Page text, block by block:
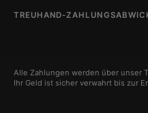
TREUHAND-
Alle Zahlungen werden über unser
Ihr Geld ist sicher verwahrt bis zur